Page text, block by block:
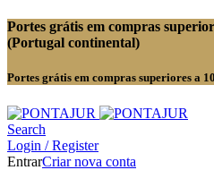
Portes grátis em compras
(Portugal continental)
Portes grátis em compras superiores a
Search
Login / Register
EntrarCriar nova conta